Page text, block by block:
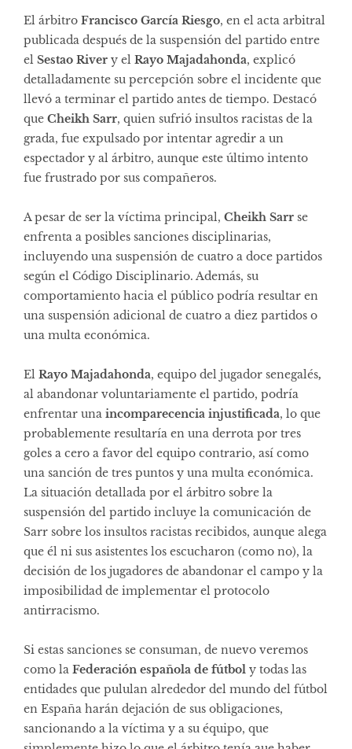
El árbitro Francisco García Riesgo, en el acta arbitral
publicada después de la suspensión del partido entre
el Sestao River y el Rayo Majadahonda, explicó
detalladamente su percepción sobre el incidente que
llevó a terminar el partido antes de tiempo. Destacó
que Cheikh Sarr, quien sufrió insultos racistas de la
grada, fue expulsado por intentar agredir a un
espectador y al árbitro, aunque este último intento
fue frustrado por sus compañeros.
A pesar de ser la víctima principal, Cheikh Sarr se
enfrenta a posibles sanciones disciplinarias,
incluyendo una suspensión de cuatro a doce partidos
según el Código Disciplinario. Además, su
comportamiento hacia el público podría resultar en
una suspensión adicional de cuatro a diez partidos o
una multa económica.
El Rayo Majadahonda, equipo del jugador senegalés,
al abandonar voluntariamente el partido, podría
enfrentar una incomparecencia injustificada, lo que
probablemente resultaría en una derrota por tres
goles a cero a favor del equipo contrario, así como
una sanción de tres puntos y una multa económica.
La situación detallada por el árbitro sobre la
suspensión del partido incluye la comunicación de
Sarr sobre los insultos racistas recibidos, aunque alega
que él ni sus asistentes los escucharon (como no), la
decisión de los jugadores de abandonar el campo y la
imposibilidad de implementar el protocolo
antirracismo.
Si estas sanciones se consuman, de nuevo veremos
como la Federación española de fútbol y todas las
entidades que pululan alrededor del mundo del fútbol
en España harán dejación de sus obligaciones,
sancionando a la víctima y a su équipo, que